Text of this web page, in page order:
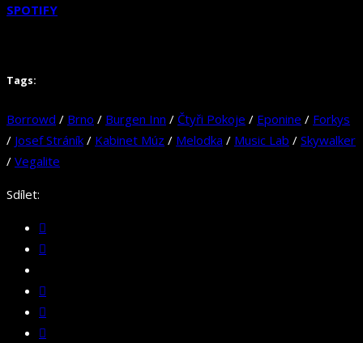
SPOTIFY
Tags:
Borrowd / Brno / Burgen Inn / Čtyři Pokoje / Eponine / Forkys
/ Josef Stráník / Kabinet Múz / Melodka / Music Lab / Skywalker
/ Vegalite
Sdílet: